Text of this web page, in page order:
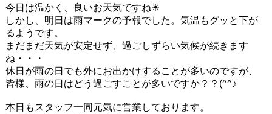
今日は温かく、良いお天気ですね☀
しかし、明日は雨マークの予報でした。気温もグッと下が
るようです。
まだまだ天気が安定せず、過ごしずらい気候が続きます
ね・・・
休日が雨の日でも外にお出かけすることが多いのですが、
皆様、雨の日はどう過ごすことが多いですか？？(^^♪
本日もスタッフ一同元気に営業しております。